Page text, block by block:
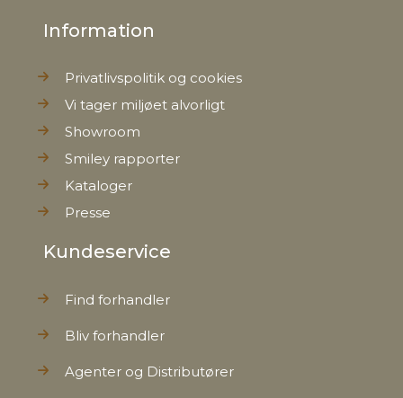
Information
Privatlivspolitik og cookies
Vi tager miljøet alvorligt
Showroom
Smiley rapporter
Kataloger
Presse
Kundeservice
Find forhandler
Bliv forhandler
Agenter og Distributører